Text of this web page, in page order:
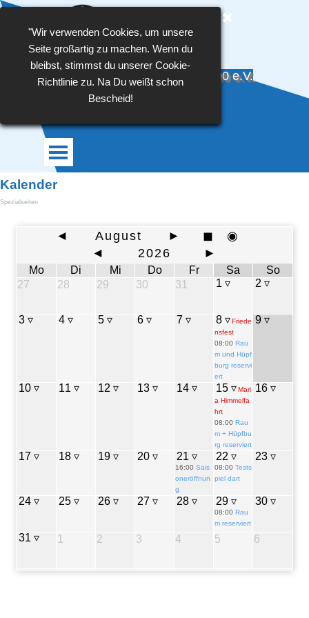
"Wir verwenden Cookies, um unsere
Seite großartig zu machen. Wenn du
bleibst, stimmst du unserer Cookie-
Richtlinie zu. Na Du weißt schon
Bescheid!
Direkt zum Seiteninhalt
TSG Blau-Weiß Großlehna 1990 e.V.
Menü überspringen
Kalender
Spezialseiten